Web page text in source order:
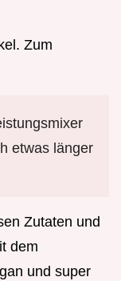
Zum
etwas länger
Zutaten und
dem
und super